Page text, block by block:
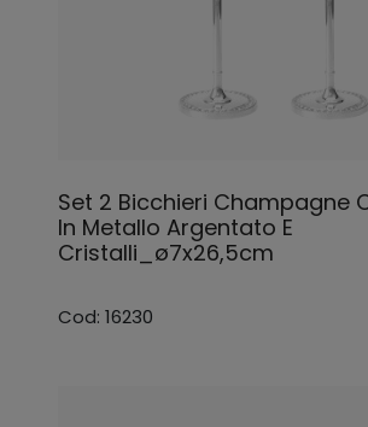
Set 2 Bicchieri Champagne
In Metallo Argentato E
Cristalli_ø7x26,5cm
Cod: 16230